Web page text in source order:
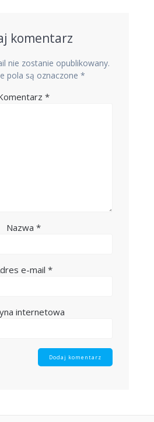
komentarz
nie zostanie opublikowany.
pola są oznaczone *
*
Nazwa *
e-mail *
internetowa